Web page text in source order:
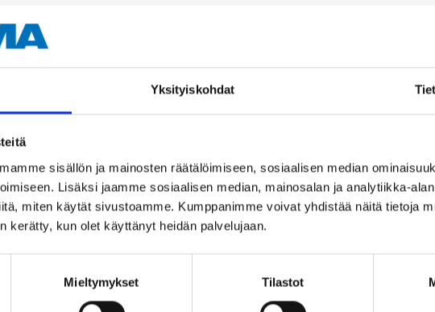
Yksityiskohdat
sisällön ja mainosten räätälöimiseen, sosiaalisen median
Lisäksi jaamme sosiaalisen median, mainosalan ja analytiikka-alan
miten käytät sivustoamme. Kumppanimme voivat yhdistää näitä tietoja
kerätty, kun olet käyttänyt heidän palvelujaan.
Mieltymykset Tilastot
Andra kunder köpte också